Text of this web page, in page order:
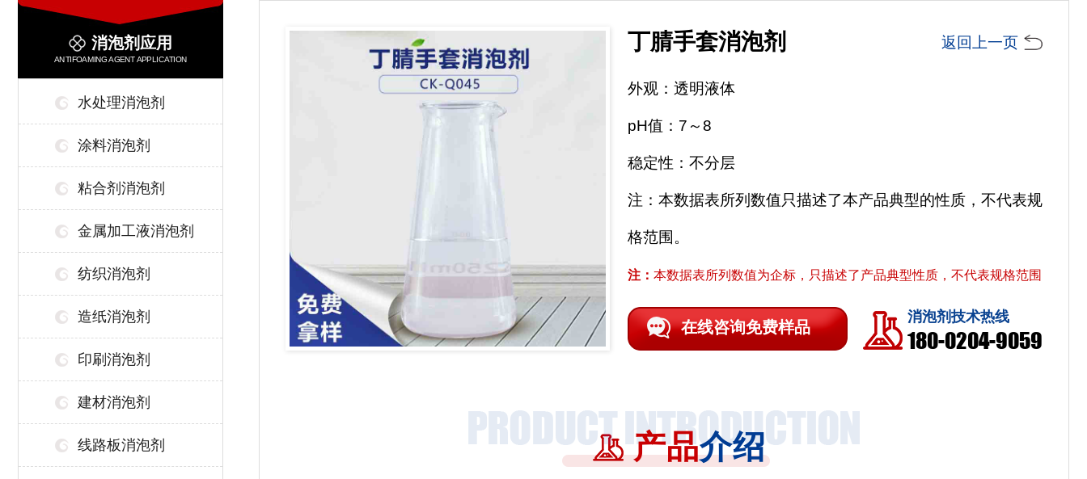
消泡剂应用
ANTIFOAMING AGENT APPLICATION
水处理消泡剂
涂料消泡剂
粘合剂消泡剂
金属加工液消泡剂
纺织消泡剂
造纸消泡剂
印刷消泡剂
建材消泡剂
线路板消泡剂
丁腈手套消泡剂 返回上一页
外观：透明液体
pH值：7～8
稳定性：不分层
注：本数据表所列数值只描述了本产品典型的性质，不代表规
格范围。
注： 本数据表所列数值为企标，只描述了产品典型性质，不代表规格范围
在线咨询免费样品
消泡剂技术热线
180-0204-9059
产品介绍